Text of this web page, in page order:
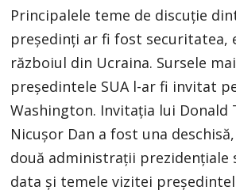
Principalele teme de discuție
președinți ar fi fost securitatea,
războiul din Ucraina. Sursele
președintele SUA l-ar fi invitat
Washington. Invitația lui Donald
Nicușor Dan a fost una
două administrații prezidențiale
data și temele vizitei